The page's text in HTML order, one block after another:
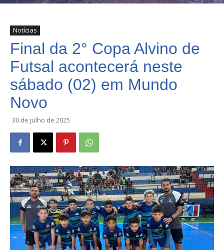
Notícias
Final da 2° Copa Alvino de
Futsal acontecerá neste
sábado (02) em Mundo
Novo
30 de julho de 2025